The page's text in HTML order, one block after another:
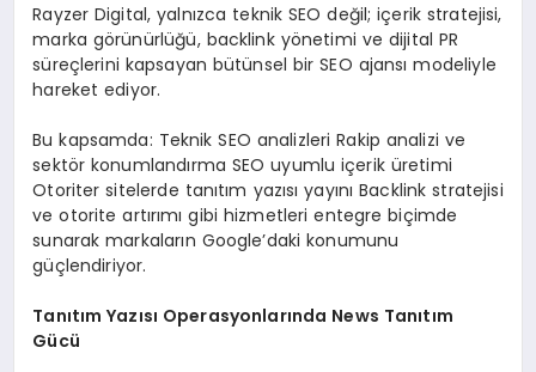
Rayzer Digital, yalnızca teknik SEO değil; içerik stratejisi,
marka görünürlüğü, backlink yönetimi ve dijital PR
süreçlerini kapsayan bütünsel bir SEO ajansı modeliyle
hareket ediyor.
Bu kapsamda: Teknik SEO analizleri Rakip analizi ve
sektör konumlandırma SEO uyumlu içerik üretimi
Otoriter sitelerde tanıtım yazısı yayını Backlink stratejisi
ve otorite artırımı gibi hizmetleri entegre biçimde
sunarak markaların Google’daki konumunu
güçlendiriyor.
Tanıtım Yazısı Operasyonlarında News Tanıtım
Gücü